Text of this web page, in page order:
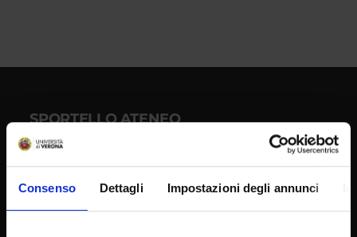
Consenso Dettagli Impostazioni degli annunci
SPORTELLO ATENEO